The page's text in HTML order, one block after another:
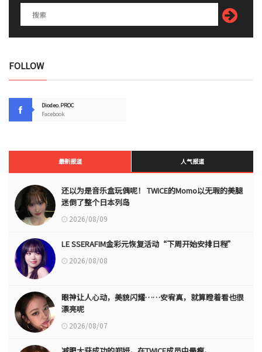
FOLLOW
Diodeo.PROC
Facebook
最新报道 人气报道
还以为是音乐盒玩偶呢！ TWICE的Momo以无瑕的美腿
迷倒了整个日本列岛
2026/08/09
LE SSERAFIM金彩元恢复活动“下周开始安排日程”
2026/08/08
眼神让人心动，美貌闪耀……安宥真，就算瞪着看也很
漂亮呢
2026/08/07